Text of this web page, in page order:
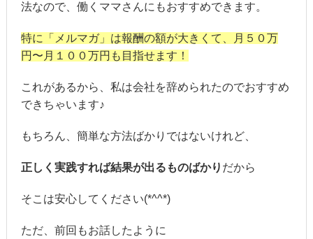
法なので、働くママさんにもおすすめできます。
特に「メルマガ」は報酬の額が大きくて、月５０万
円〜月１００万円も目指せます！
これがあるから、私は会社を辞められたのでおすすめ
できちゃいます♪
もちろん、簡単な方法ばかりではないけれど、
正しく実践すれば結果が出るものばかり だから
そこは安心してください(*^^*)
ただ、前回もお話したように